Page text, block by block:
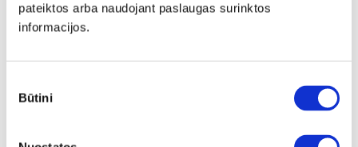
pateiktos arba naudojant paslaugas surinktos
informacijos.
pasirinkimas
Būtini
SAVONA SVNS92411-T15 spinta be apdailos